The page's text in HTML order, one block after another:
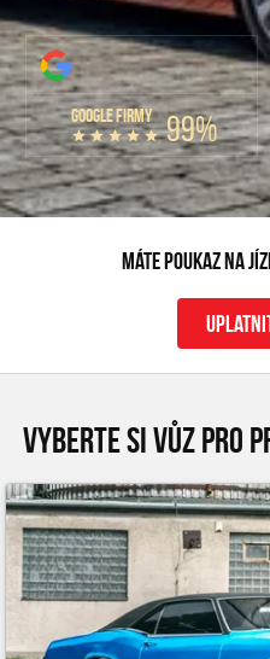
GOOGLE FIRMY 99%
Máte poukaz na
VYBERTE SI VŮZ PRO